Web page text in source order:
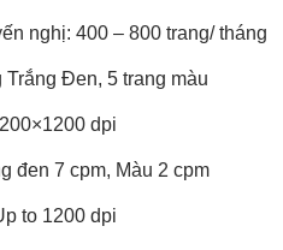
nghị: 400 – 800 trang/ tháng
Trắng Đen, 5 trang màu
dpi
đen 7 cpm, Màu 2 cpm
to 1200 dpi